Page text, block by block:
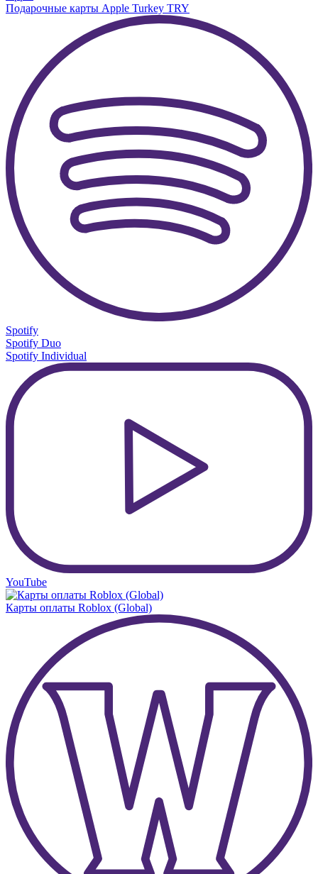
Подарочные карты Apple Turkey TRY
Spotify
Spotify Duo
Spotify Individual
YouTube
Карты оплаты Roblox (Global)